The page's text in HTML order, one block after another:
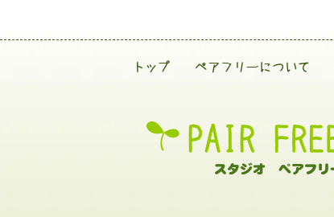
トップ ペアフリーについて